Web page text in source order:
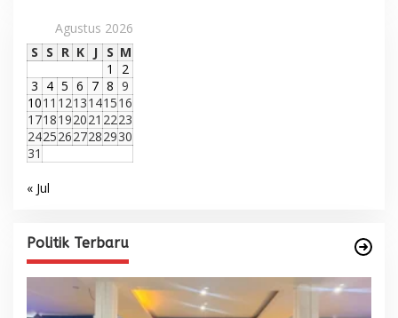
Agustus 2026
S S R K J S M
1
2
3 4 5 6 7 8 9
1011 1213141516
1718192021 2223
24252627282930
31
« Jul
Politik Terbaru